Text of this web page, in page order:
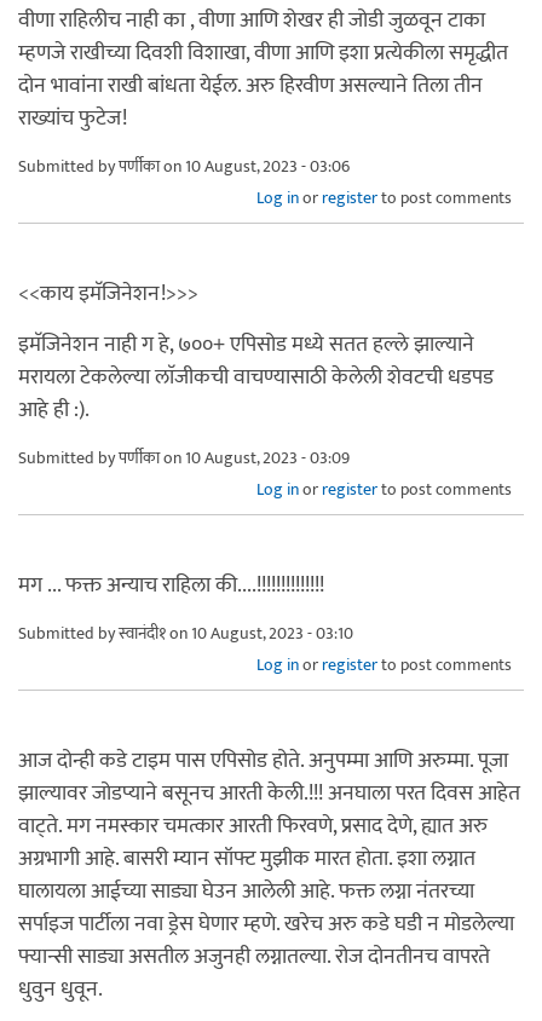
वीणा राहिलीच नाही का , वीणा आणि शेखर ही जोडी जुळवून टाका
म्हणजे राखीच्या दिवशी विशाखा, वीणा आणि इशा प्रत्येकीला समृद्धीत
दोन भावांना राखी बांधता येईल. अरु हिरवीण असल्याने तिला तीन
राख्यांच फुटेज!
Submitted byपर्णीकाon 10 August, 2023 - 03:06
Log inorregisterto post comments
<<काय इमॅजिनेशन!>>>
इमॅजिनेशन नाही ग हे, ७००+ एपिसोड मध्ये सतत हल्ले झाल्याने
मरायला टेकलेल्या लाॅजीकची वाचण्यासाठी केलेली शेवटची धडपड
आहे ही :).
Submitted byपर्णीकाon 10 August, 2023 - 03:09
Log inorregisterto post comments
मग ... फक्त अन्याच राहिला की....!!!!!!!!!!!!!!
Submitted byस्वानंदी१on 10 August, 2023 - 03:10
Log inorregisterto post comments
आज दोन्ही कडे टाइम पास एपिसोड होते. अनुपम्मा आणि अरुम्मा. पूजा
झाल्यावर जोडप्याने बसूनच आरती केली.!!! अनघाला परत दिवस आहेत
वाट्ते. मग नमस्कार चमत्कार आरती फिरवणे, प्रसाद देणे, ह्यात अरु
अग्रभागी आहे. बासरी म्यान सॉफ्ट मुझीक मारत होता. इशा लग्नात
घालायला आईच्या साड्या घेउन आलेली आहे. फक्त लग्ना नंतरच्या
सर्पाइज पार्टीला नवा ड्रेस घेणार म्हणे. खरेच अरु कडे घडी न मोडलेल्या
फ्यान्सी साड्या असतील अजुनही लग्नातल्या. रोज दोनतीनच वापरते
धुवुन धुवून.